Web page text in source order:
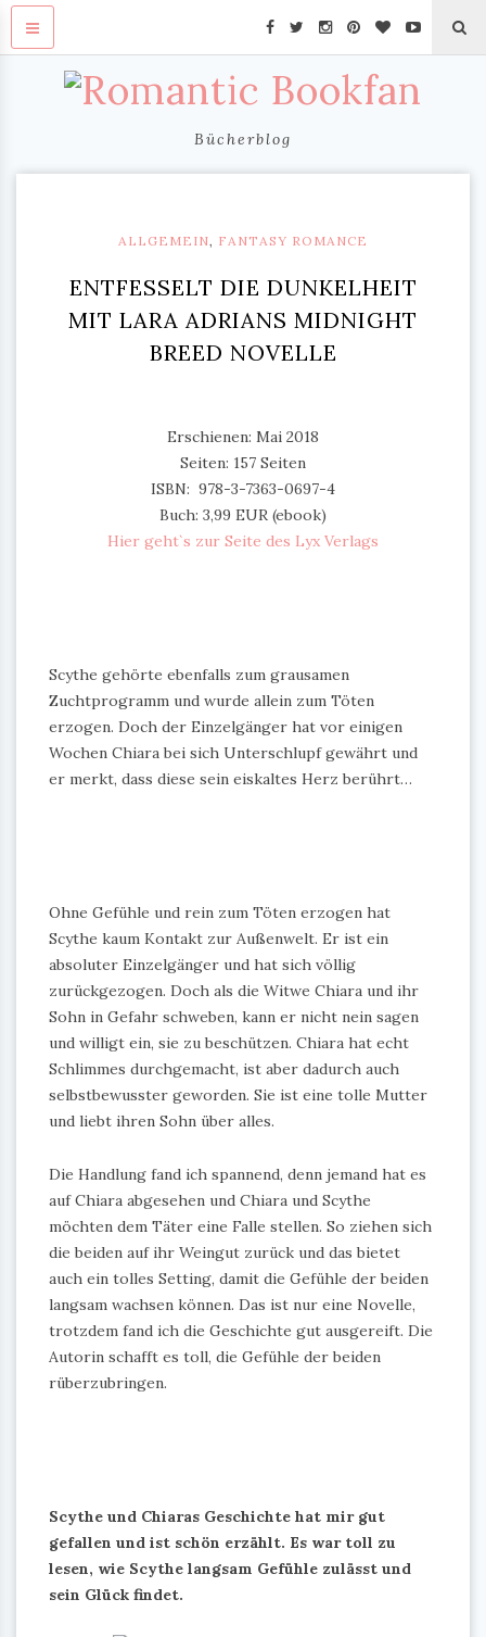
Bücherblog
ALLGEMEIN, FANTASY ROMANCE
ENTFESSELT DIE DUNKELHEIT
MIT LARA ADRIANS MIDNIGHT
BREED NOVELLE
Erschienen: Mai 2018
Seiten: 157 Seiten
ISBN: 978-3-7363-0697-4
Buch: 3,99 EUR (ebook)
Hier geht`s zur Seite des Lyx Verlags
Scythe gehörte ebenfalls zum grausamen
Zuchtprogramm und wurde allein zum Töten
erzogen. Doch der Einzelgänger hat vor einigen
Wochen Chiara bei sich Unterschlupf gewährt und
er merkt, dass diese sein eiskaltes Herz berührt…
Ohne Gefühle und rein zum Töten erzogen hat
Scythe kaum Kontakt zur Außenwelt. Er ist ein
absoluter Einzelgänger und hat sich völlig
zurückgezogen. Doch als die Witwe Chiara und ihr
Sohn in Gefahr schweben, kann er nicht nein sagen
und willigt ein, sie zu beschützen. Chiara hat echt
Schlimmes durchgemacht, ist aber dadurch auch
selbstbewusster geworden. Sie ist eine tolle Mutter
und liebt ihren Sohn über alles.
Die Handlung fand ich spannend, denn jemand hat es
auf Chiara abgesehen und Chiara und Scythe
möchten dem Täter eine Falle stellen. So ziehen sich
die beiden auf ihr Weingut zurück und das bietet
auch ein tolles Setting, damit die Gefühle der beiden
langsam wachsen können. Das ist nur eine Novelle,
trotzdem fand ich die Geschichte gut ausgereift. Die
Autorin schafft es toll, die Gefühle der beiden
rüberzubringen.
Scythe und Chiaras Geschichte hat mir gut
gefallen und ist schön erzählt. Es war toll zu
lesen, wie Scythe langsam Gefühle zulässt und
sein Glück findet.